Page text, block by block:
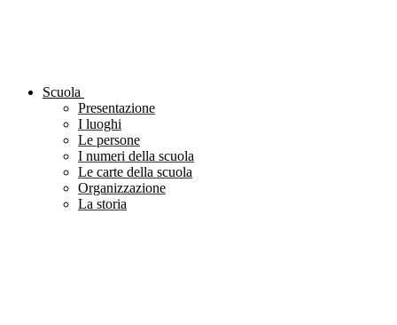
Scuola
Presentazione
I luoghi
Le persone
I numeri della scuola
Le carte della scuola
Organizzazione
La storia